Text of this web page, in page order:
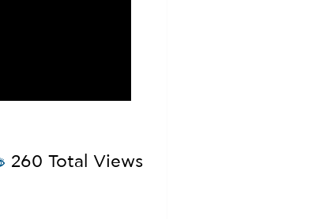
260 Total Views